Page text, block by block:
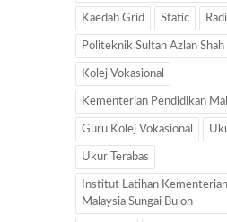
Kaedah Grid Static
Politeknik Sultan Azlan Shah
Kolej Vokasional
Kementerian Pendidikan
Guru Kolej Vokasional
Ukur Terabas
Institut Latihan
Malaysia Sungai Buloh